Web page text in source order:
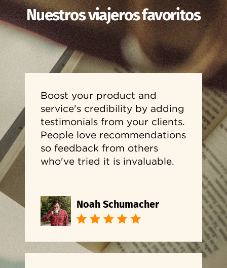
Nuestros viajeros favoritos
Boost your product and
service's credibility by adding
testimonials from your clients.
People love recommendations
so feedback from others
who've tried it is invaluable.
Noah Schumacher